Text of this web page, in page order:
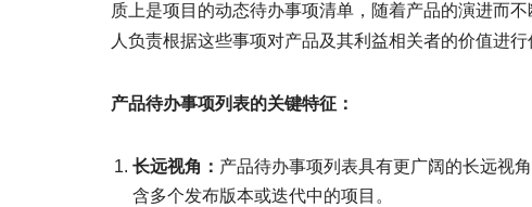
质上是项目的动态待办事项清单，随着产品的演进而
人负责根据这些事项对产品及其利益相关者的价值进行
产品待办事项列表的关键特征：
长远视角： 产品待办事项列表具有更广阔的长远视
含多个发布版本或迭代中的项目。